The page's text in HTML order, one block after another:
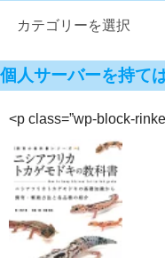
個人サーバーを持て
<p class=”wp-block-